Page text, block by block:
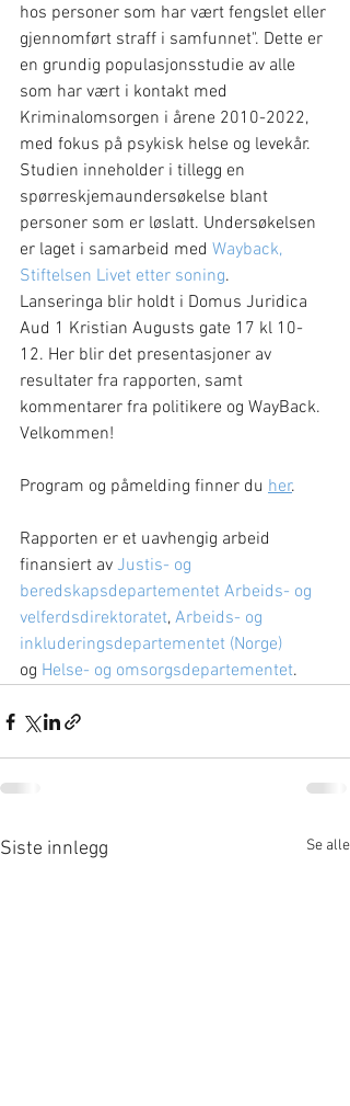
hos personer som har vært fengslet eller
gjennomført straff i samfunnet". Dette er
en grundig populasjonsstudie av alle
som har vært i kontakt med
Kriminalomsorgen i årene 2010-2022,
med fokus på psykisk helse og levekår.
Studien inneholder i tillegg en
spørreskjemaundersøkelse blant
personer som er løslatt. Undersøkelsen
er laget i samarbeid med Wayback,
Stiftelsen Livet etter soning.
Lanseringa blir holdt i Domus Juridica
Aud 1 Kristian Augusts gate 17 kl 10-
12. Her blir det presentasjoner av
resultater fra rapporten, samt
kommentarer fra politikere og WayBack.
Velkommen!
Program og påmelding finner du her.
Rapporten er et uavhengig arbeid
finansiert av Justis- og
beredskapsdepartementet Arbeids- og
velferdsdirektoratet, Arbeids- og
inkluderingsdepartementet (Norge)
og Helse- og omsorgsdepartementet.
Siste innlegg Se alle